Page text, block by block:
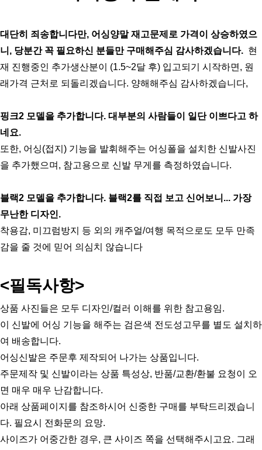
대단히 죄송합니다만, 어싱양말 재고문제로 가격이 상승하였으
니, 당분간 꼭 필요하신 분들만 구매해주심 감사하겠습니다. 현
재 진행중인 추가생산분이 (1.5~2달 후) 입고되기 시작하면, 원
래가격 근처로 되돌리겠습니다. 양해해주심 감사하겠습니다,
핑크2 모델을 추가합니다. 대부분의 사람들이 일단 이쁘다고 하
네요.
또한, 어싱(접지) 기능을 발휘해주는 어싱폴을 설치한 신발사진
을 추가했으며, 참고용으로 신발 무게를 측정하였습니다.
블랙2 모델을 추가합니다. 블랙2를 직접 보고 신어보니... 가장
무난한 디자인.
착용감, 미끄럼방지 등 외의 캐주얼/여행 목적으로도 모두 만족
감을 줄 것에 믿어 의심치 않습니다
<필독사항>
상품 사진들은 모두 디자인/컬러 이해를 위한 참고용임.
이 신발에 어싱 기능을 해주는 검은색 전도성고무를 별도 설치하
여 배송합니다.
어싱신발은 주문후 제작되어 나가는 상품입니다.
주문제작 및 신발이라는 상품 특성상, 반품/교환/환불 요청이 오
면 매우 매우 난감합니다.
아래 상품페이지를 참조하시어 신중한 구매를 부탁드리겠습니
다. 필요시 전화문의 요망.
사이즈가 어중간한 경우, 큰 사이즈 쪽을 선택해주시고요. 그래